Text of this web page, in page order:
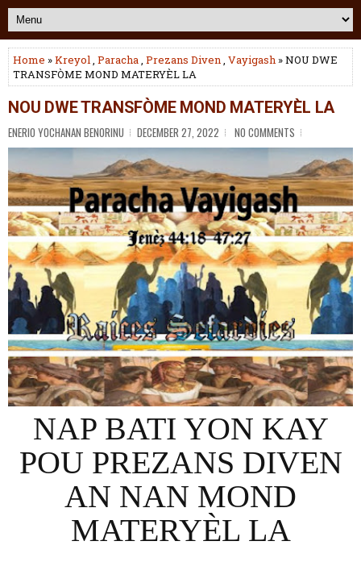
Home »Kreyol, Paracha, Prezans Diven, Vayigash » NOU DWE
TRANSFÒME MOND MATERYÈL LA
NOU DWE TRANSFÒME MOND MATERYÈL LA
ENERIO YOCHANAN BENORINU DECEMBER 27, 2022 NO COMMENTS
NAP BATI YON KAY
POU PREZANS DIVEN
AN NAN MOND
MATERYÈL LA